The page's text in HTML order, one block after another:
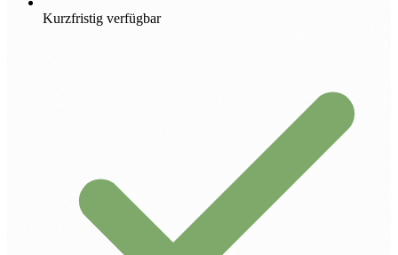
Kurzfristig verfügbar